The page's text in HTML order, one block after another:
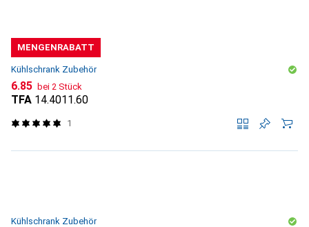
MENGENRABATT
Kühlschrank Zubehör
CHF
6.85 bei 2 Stück
TFA 14.4011.60
1
Kühlschrank Zubehör